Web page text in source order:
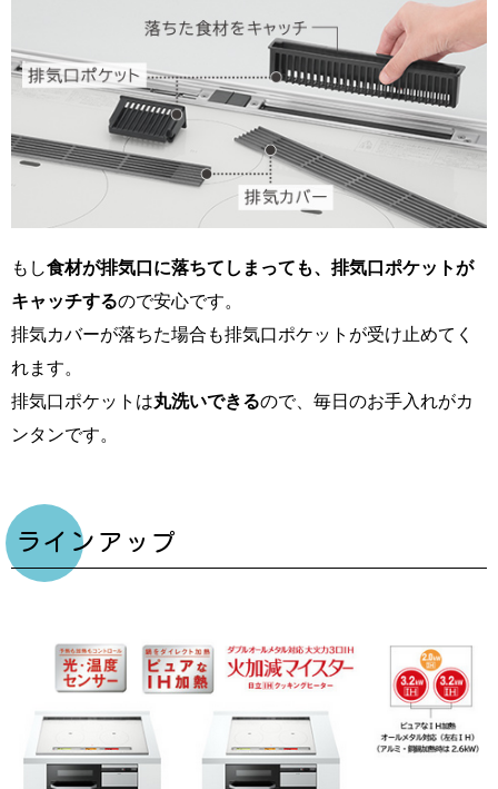
もし食材が排気口に落ちてしまっても、排気口ポケットが
キャッチするので安心です。
排気カバーが落ちた場合も排気口ポケットが受け止めてく
れます。
排気口ポケットは丸洗いできるので、毎日のお手入れがカ
ンタンです。
ラインアップ